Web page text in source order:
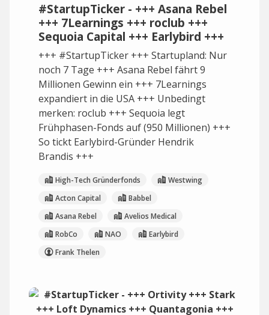
#StartupTicker - +++ Asana Rebel
+++ 7Learnings +++ roclub +++
Sequoia Capital +++ Earlybird +++
+++ #StartupTicker +++ Startupland: Nur
noch 7 Tage +++ Asana Rebel fährt 9
Millionen Gewinn ein +++ 7Learnings
expandiert in die USA +++ Unbedingt
merken: roclub +++ Sequoia legt
Frühphasen-Fonds auf (950 Millionen) +++
So tickt Earlybird-Gründer Hendrik
Brandis +++
High-Tech Gründerfonds
Westwing
Acton Capital
Babbel
Asana Rebel
Avelios Medical
RobCo
NAO
Earlybird
Frank Thelen